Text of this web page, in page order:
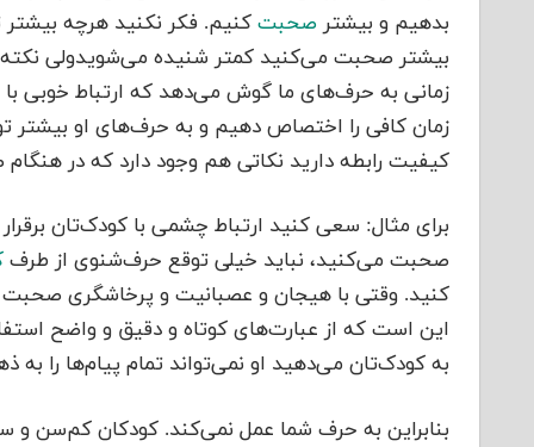
بدهیم و بیشتر صحبت کنیم‌‌‌‌. فکر نکنید هرچه
بیشتر صحبت می‌‌کنید کمتر شنیده می‌‌شویدولی نکته
زمانی به حرف‌های ما گوش می‌‌دهد که ارتباط خوبی با
زمان کافی را اختصاص دهیم و به حرف‌های او بیشتر
کیفیت رابطه دارید نکاتی هم وجود دارد که در
برای مثال: سعی کنید ارتباط چشمی با کودک‌تان
صحبت می‌‌کنید، نباید خیلی توقع حرف‌شنوی از طرف
کنید‌‌‌‌. وقتی با هیجان و عصبانیت و پرخاشگری
این است که از عبارت‌های کوتاه و دقیق و واضح
به کودک‌تان می‌‌دهید او نمی‌تواند تمام پیام‌ها را به
بنابراین به حرف شما عمل نمی‌کند‌‌‌‌. کودکان کم‌سن و